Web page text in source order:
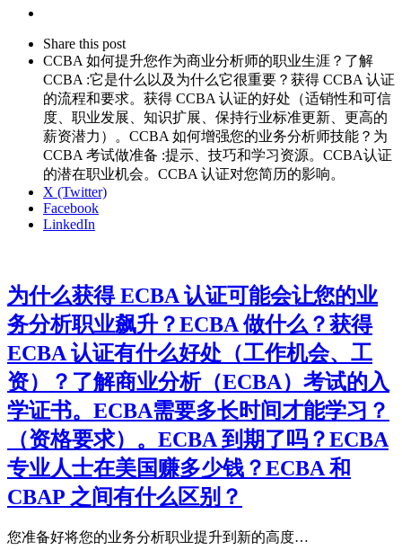
post
Share this postClose
sharing
box
CCBA 如何提升您作为商业分析师的职业生涯？了解
CCBA :它是什么以及为什么它很重要？获得 CCBA 认证
的流程和要求。获得 CCBA 认证的好处（适销性和可信
度、职业发展、知识扩展、保持行业标准更新、更高的
薪资潜力）。CCBA 如何增强您的业务分析师技能？为
CCBA 考试做准备 :提示、技巧和学习资源。CCBA认证
的潜在职业机会。CCBA 认证对您简历的影响。
X (Twitter)
Facebook
LinkedIn
为什么获得 ECBA 认证可能会让您的业
务分析职业飙升？ECBA 做什么？获得
ECBA 认证有什么好处（工作机会、工
资）？了解商业分析（ECBA）考试的入
学证书。ECBA需要多长时间才能学习？
（资格要求）。ECBA 到期了吗？ECBA
专业人士在美国赚多少钱？ECBA 和
CBAP 之间有什么区别？
您准备好将您的业务分析职业提升到新的高度…